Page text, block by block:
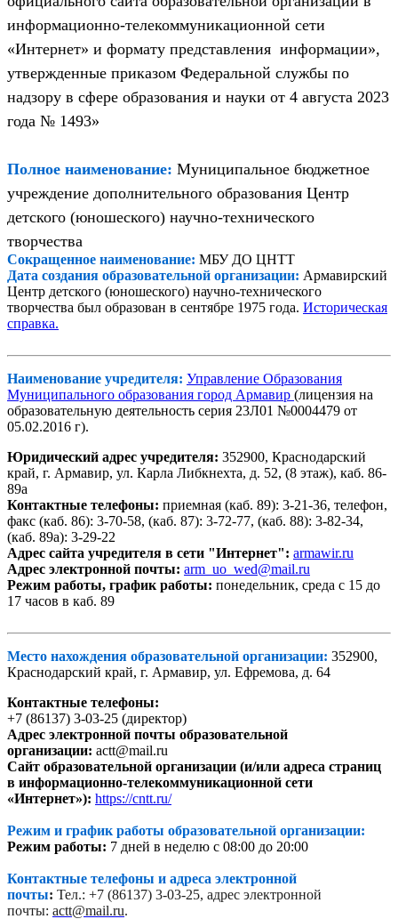
информационно-телекоммуникационной сети
«Интернет» и формату представления информации»,
утвержденные приказом Федеральной службы по
надзору в сфере образования и науки от 4 августа 2023
года № 1493»
Полное наименование: Муниципальное бюджетное
учреждение дополнительного образования Центр
детского (юношеского) научно-технического
творчества
Сокращенное наименование: МБУ ДО ЦНТТ
Дата создания образовательной организации: Армавирский
Центр детского (юношеского) научно-технического
творчества был образован в сентябре 1975 года. Историческая
справка.
Наименование учредителя: Управление Образования
Муниципального образования город Армавир (лицензия на
образовательную деятельность серия 23Л01 №0004479 от
05.02.2016 г).
Юридический адрес учредителя: 352900, Краснодарский
край, г. Армавир, ул. Карла Либкнехта, д. 52, (8 этаж), каб. 86-
89а
Контактные телефоны: приемная (каб. 89): 3-21-36, телефон,
факс (каб. 86): 3-70-58, (каб. 87): 3-72-77, (каб. 88): 3-82-34,
(каб. 89а): 3-29-22
Адрес сайта учредителя в сети "Интернет": armawir.ru
Адрес электронной почты: arm_uo_wed@mail.ru
Режим работы, график работы: понедельник, среда с 15 до
17 часов в каб. 89
Место нахождения образовательной организации: 352900,
Краснодарский край, г. Армавир, ул. Ефремова, д. 64
Контактные телефоны:
+7 (86137) 3-03-25 (директор)
Адрес электронной почты образовательной
организации: actt@mail.ru
Сайт образовательной организации (и/или адреса страниц
в информационно-телекоммуникационной сети
«Интернет»): https://cntt.ru/
Режим и график работы образовательной организации:
Режим работы: 7 дней в неделю с 08:00 до 20:00
Контактные телефоны и адреса электронной
почты: Тел.: +7 (86137) 3-03-25, адрес электронной
почты: actt@mail.ru.